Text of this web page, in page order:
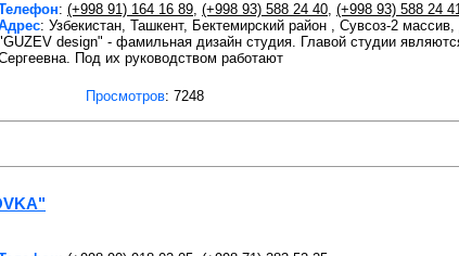
: (+998 91) 164 16 89, (+998 93) 588 24 40, (+998 93) 588 24
: Узбекистан, Ташкент, Бектемирский район , Сувсоз-2
design" - фамильная дизайн студия. Главой студии
Под их руководством работают
Просмотров: 7248